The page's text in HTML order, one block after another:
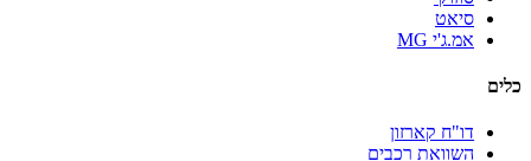
סיאט
אמ.ג'י MG
כלים
דו"ח קארזון
השוואת רכבים